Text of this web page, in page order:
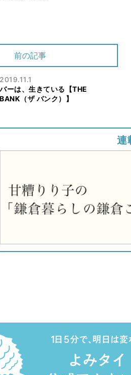
前の記事
2019.11.1
バーは、生きている【THE
BANK（ザ バンク）】
連